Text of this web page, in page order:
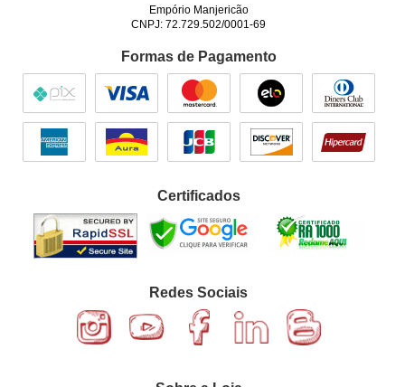
Empório Manjericão
CNPJ: 72.729.502/0001-69
Formas de Pagamento
Certificados
Redes Sociais